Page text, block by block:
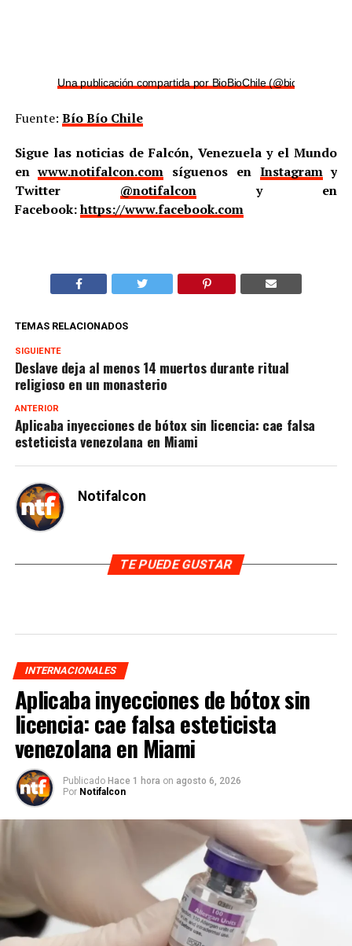
Una publicación compartida por BioBioChile (@biobiochile)
Fuente: Bío Bío Chile
Sigue las noticias de Falcón, Venezuela y el Mundo
enwww.notifalcon.com síguenos en Instagramy
Twitter @notifalcony en
Facebook:https://www.facebook.com
TEMAS RELACIONADOS
SIGUIENTE
Deslave deja al menos 14 muertos durante ritual
religioso en un monasterio
ANTERIOR
Aplicaba inyecciones de bótox sin licencia: cae falsa
esteticista venezolana en Miami
Notifalcon
TE PUEDE GUSTAR
INTERNACIONALES
Aplicaba inyecciones de bótox sin
licencia: cae falsa esteticista
venezolana en Miami
Publicado Hace 1 hora on agosto 6, 2026
Por Notifalcon